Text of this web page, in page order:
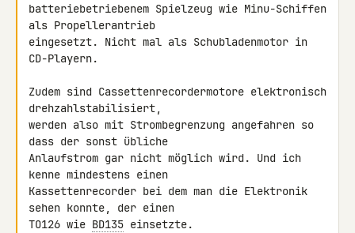
batteriebetriebenem Spielzeug wie Minu-Schiffen
als Propellerantrieb
eingesetzt. Nicht mal als Schubladenmotor in
CD-Playern.
Zudem sind Cassettenrecordermotore elektronisch
drehzahlstabilisiert,
werden also mit Strombegrenzung angefahren so
dass der sonst übliche
Anlaufstrom gar nicht möglich wird. Und ich
kenne mindestens einen
Kassettenrecorder bei dem man die Elektronik
sehen konnte, der einen
TO126 wie BD135 einsetzte.